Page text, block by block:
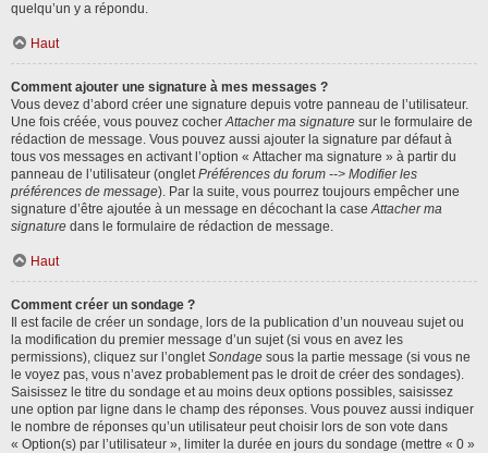
quelqu’un y a répondu.
Haut
Comment ajouter une signature à mes messages ?
Vous devez d’abord créer une signature depuis votre panneau de l’utilisateur.
Une fois créée, vous pouvez cocherAttacher ma signature sur le formulaire de
rédaction de message. Vous pouvez aussi ajouter la signature par défaut à
tous vos messages en activant l’option « Attacher ma signature » à partir du
panneau de l’utilisateur (ongletPréférences du forum --> Modifier les
préférences de message). Par la suite, vous pourrez toujours empêcher une
signature d’être ajoutée à un message en décochant la caseAttacher ma
signature dans le formulaire de rédaction de message.
Haut
Comment créer un sondage ?
Il est facile de créer un sondage, lors de la publication d’un nouveau sujet ou
la modification du premier message d’un sujet (si vous en avez les
permissions), cliquez sur l’ongletSondage sous la partie message (si vous ne
le voyez pas, vous n’avez probablement pas le droit de créer des sondages).
Saisissez le titre du sondage et au moins deux options possibles, saisissez
une option par ligne dans le champ des réponses. Vous pouvez aussi indiquer
le nombre de réponses qu’un utilisateur peut choisir lors de son vote dans
« Option(s) par l’utilisateur », limiter la durée en jours du sondage (mettre « 0 »